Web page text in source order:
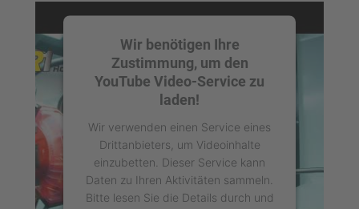
Wir benötigen Ihre
Zustimmung, um den
YouTube Video-Service zu
laden!
Wir verwenden einen Service eines
Drittanbieters, um Videoinhalte
einzubetten. Dieser Service kann
Daten zu Ihren Aktivitäten sammeln.
Bitte lesen Sie die Details durch und